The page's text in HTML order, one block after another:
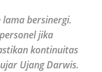
lama bersinergi.
jika
kontinuitas
Ujang Darwis.